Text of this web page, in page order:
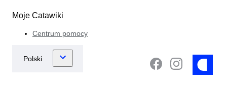
Moje Catawiki
Centrum pomocy